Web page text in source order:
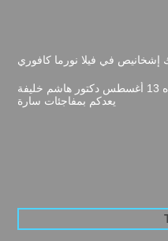
إشخانيص في فيلا نورما كافوري
احتفاءً بيوم مولده 13 أغسطس دكتور هاشم خليفة
يعدكم بمفاجئات سارة